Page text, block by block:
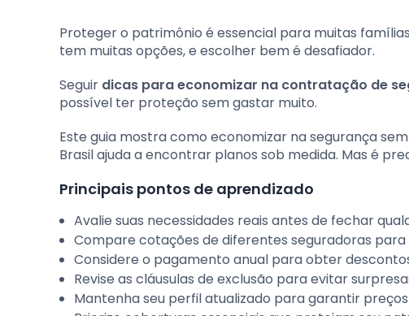
Proteger o patrimônio é essencial para muitas
tem muitas opções, e escolher bem é desafiador.
Seguir dicas para economizar na contratação de
possível ter proteção sem gastar muito.
Este guia mostra como economizar na segurança
Brasil ajuda a encontrar planos sob medida. Mas é
Principais pontos de aprendizado
Avalie suas necessidades reais antes de fechar
Compare cotações de diferentes seguradoras
Considere o pagamento anual para obter
Revise as cláusulas de exclusão para evitar
Mantenha seu perfil atualizado para garantir preços